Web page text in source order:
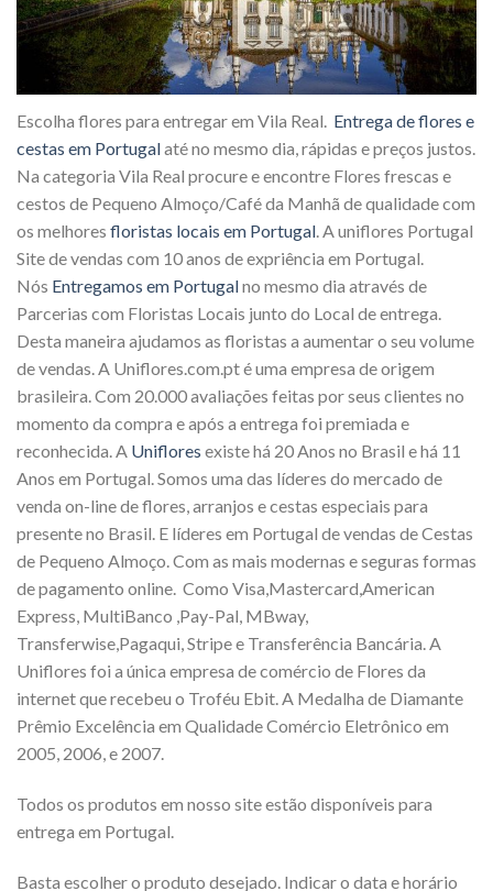
Escolha flores para entregar em Vila Real. Entrega de flores e
cestas em Portugalaté no mesmo dia, rápidas e preços justos.
Na categoria Vila Real procure e encontre Flores frescas e
cestos de Pequeno Almoço/Café da Manhã de qualidade com
os melhores floristas locais em Portugal. A uniflores Portugal
Site de vendas com 10 anos de expriência em Portugal.
Nós Entregamos em Portugalno mesmo dia através de
Parcerias com Floristas Locais junto do Local de entrega.
Desta maneira ajudamos as floristas a aumentar o seu volume
de vendas. A Uniflores.com.pt é uma empresa de origem
brasileira. Com 20.000 avaliações feitas por seus clientes no
momento da compra e após a entrega foi premiada e
reconhecida. A Uniflores existe há 20 Anos no Brasil e há 11
Anos em Portugal. Somos uma das líderes do mercado de
venda on-line de flores, arranjos e cestas especiais para
presente no Brasil. E líderes em Portugal de vendas de Cestas
de Pequeno Almoço. Com as mais modernas e seguras formas
de pagamento online. Como Visa,Mastercard,American
Express, MultiBanco ,Pay-Pal, MBway,
Transferwise,Pagaqui, Stripe e Transferência Bancária. A
Uniflores foi a única empresa de comércio de Flores da
internet que recebeu o Troféu Ebit. A Medalha de Diamante
Prêmio Excelência em Qualidade Comércio Eletrônico em
2005, 2006, e 2007.
Todos os produtos em nosso site estão disponíveis para
entrega em Portugal.
Basta escolher o produto desejado. Indicar o data e horário